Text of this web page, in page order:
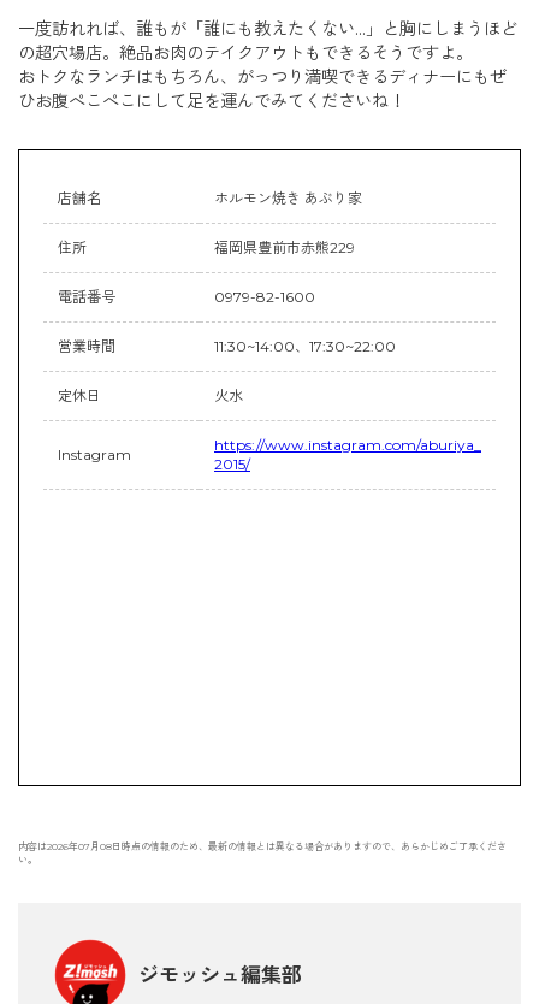
一度訪れれば、誰もが「誰にも教えたくない…」と胸にしまうほど
の超穴場店。絶品お肉のテイクアウトもできるそうですよ。
おトクなランチはもちろん、がっつり満喫できるディナーにもぜ
ひお腹ぺこぺこにして足を運んでみてくださいね！
店舗名 ホルモン焼き あぶり家
住所 福岡県豊前市赤熊229
電話番号 0979-82-1600
営業時間 11:30~14:00、17:30~22:00
定休日 火水
Instagram
https://www.instagram.com/aburiya_
2015/
内容は2026年07月08日時点の情報のため、最新の情報とは異なる場合がありますので、あらかじめご了承くださ
い。
ジモッシュ編集部